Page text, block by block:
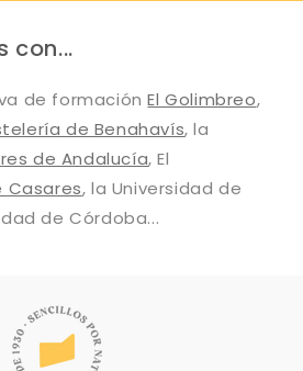
con...
de formaciónEl Golimbreo,
de Benahavís, la
de Andalucía, El
Casares, la Universidad de
de Córdoba...